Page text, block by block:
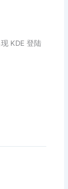
KDE 登陆